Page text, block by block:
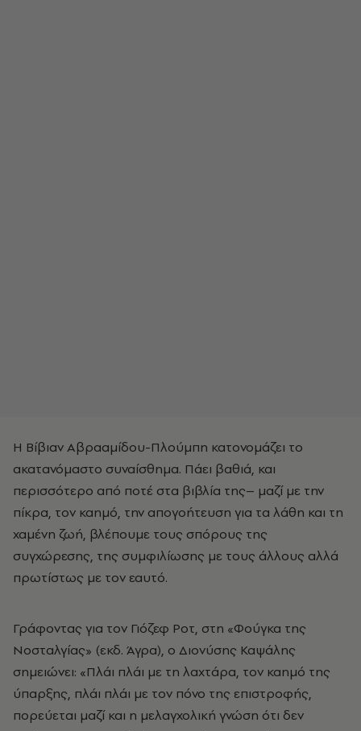
Η Βίβιαν Αβρααμίδου-Πλούμπη κατονομάζει το
ακατανόμαστο συναίσθημα. Πάει βαθιά, και
περισσότερο από ποτέ στα βιβλία της– μαζί με την
πίκρα, τον καημό, την απογοήτευση για τα λάθη και τη
χαμένη ζωή, βλέπουμε τους σπόρους της
συγχώρεσης, της συμφιλίωσης με τους άλλους αλλά
πρωτίστως με τον εαυτό.
Γράφοντας για τον Γιόζεφ Ροτ, στη «Φούγκα της
Νοσταλγίας» (εκδ. Άγρα), ο Διονύσης Καψάλης
σημειώνει: «Πλάι πλάι με τη λαχτάρα, τον καημό της
ύπαρξης, πλάι πλάι με τον πόνο της επιστροφής,
πορεύεται μαζί και η μελαγχολική γνώση ότι δεν